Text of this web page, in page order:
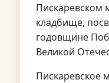
Пискаревском
кладбище,
годовщине
Великой
Пискаревское